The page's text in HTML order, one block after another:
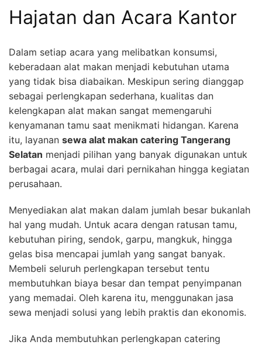
Hajatan dan Acara Kantor
Dalam setiap acara yang melibatkan konsumsi,
keberadaan alat makan menjadi kebutuhan utama
yang tidak bisa diabaikan. Meskipun sering dianggap
sebagai perlengkapan sederhana, kualitas dan
kelengkapan alat makan sangat memengaruhi
kenyamanan tamu saat menikmati hidangan. Karena
itu, layanan sewa alat makan catering Tangerang
Selatan menjadi pilihan yang banyak digunakan untuk
berbagai acara, mulai dari pernikahan hingga kegiatan
perusahaan.
Menyediakan alat makan dalam jumlah besar bukanlah
hal yang mudah. Untuk acara dengan ratusan tamu,
kebutuhan piring, sendok, garpu, mangkuk, hingga
gelas bisa mencapai jumlah yang sangat banyak.
Membeli seluruh perlengkapan tersebut tentu
membutuhkan biaya besar dan tempat penyimpanan
yang memadai. Oleh karena itu, menggunakan jasa
sewa menjadi solusi yang lebih praktis dan ekonomis.
Jika Anda membutuhkan perlengkapan catering